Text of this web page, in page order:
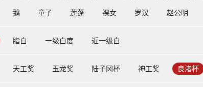
鹅 童子 莲蓬 裸女 罗汉 赵公明
脂白 一级白度 近一级白
天工奖 玉龙奖 陆子冈杯 神工奖 良渚杯